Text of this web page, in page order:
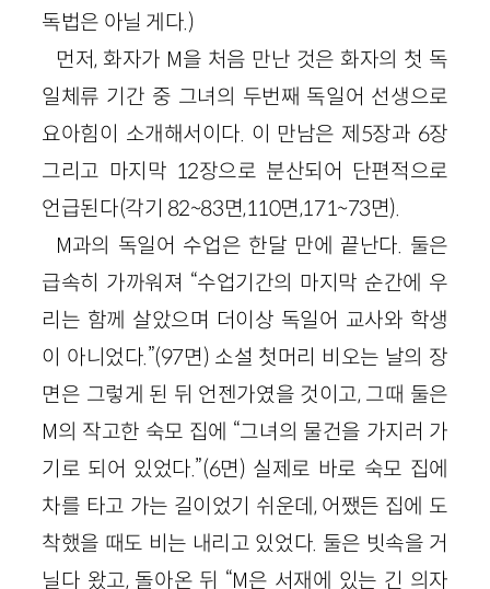
독법은 아닐 게다.)
먼저, 화자가 M을 처음 만난 것은 화자의 첫 독
일체류 기간 중 그녀의 두번째 독일어 선생으로
요아힘이 소개해서이다. 이 만남은 제5장과 6장
그리고 마지막 12장으로 분산되어 단편적으로
언급된다(각기 82~83면,110면,171~73면).
M과의 독일어 수업은 한달 만에 끝난다. 둘은
급속히 가까워져 “수업기간의 마지막 순간에 우
리는 함께 살았으며 더이상 독일어 교사와 학생
이 아니었다.”(97면) 소설 첫머리 비오는 날의 장
면은 그렇게 된 뒤 언젠가였을 것이고, 그때 둘은
M의 작고한 숙모 집에 “그녀의 물건을 가지러 가
기로 되어 있었다.”(6면) 실제로 바로 숙모 집에
차를 타고 가는 길이었기 쉬운데, 어쨌든 집에 도
착했을 때도 비는 내리고 있었다. 둘은 빗속을 거
닐다 왔고, 돌아온 뒤 “M은 서재에 있는 긴 의자